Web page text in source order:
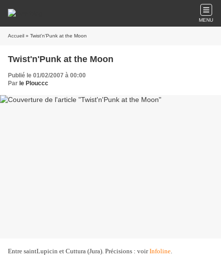
MENU
Accueil » Twist'n'Punk at the Moon
Twist'n'Punk at the Moon
Publié le 01/02/2007 à 00:00
Par le Plouccc
Entre saintLupicin et Cuttura (Jura). Précisions : voirInfoline.